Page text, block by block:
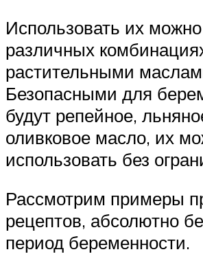
Использовать их
различных
растительными
Безопасными для
будут репейное,
оливковое масло, их
использовать без
Рассмотрим примеры
рецептов, абсолютно
период беременности.